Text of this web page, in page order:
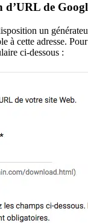
d’URL de
un
à cette adresse.
ci-dessous :